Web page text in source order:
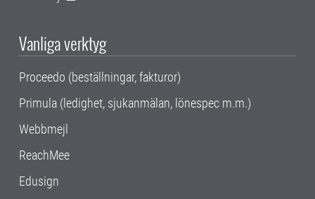
Vanliga verktyg
Proceedo (beställningar, fakturor)
Primula (ledighet, sjukanmälan, lönespec m.m.)
Webbmejl
ReachMee
Edusign